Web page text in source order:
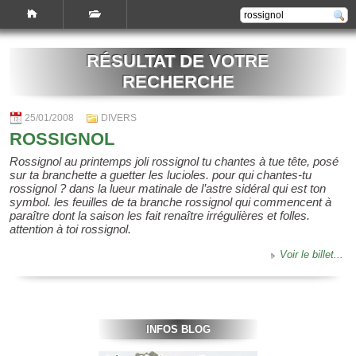
RÉSULTAT DE VOTRE
RECHERCHE
25/01/2008 DIVERS
ROSSIGNOL
Rossignol au printemps joli rossignol tu chantes à tue tête, posé
sur ta branchette a guetter les lucioles. pour qui chantes-tu
rossignol ? dans la lueur matinale de l’astre sidéral qui est ton
symbol. les feuilles de ta branche rossignol qui commencent à
paraître dont la saison les fait renaître irrégulières et folles.
attention à toi rossignol.
Voir le billet...
INFOS BLOG